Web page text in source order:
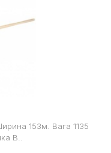
153м. Вага 1135
B..